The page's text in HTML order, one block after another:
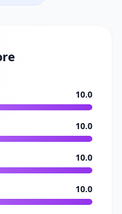
10.0
10.0
10.0
10.0